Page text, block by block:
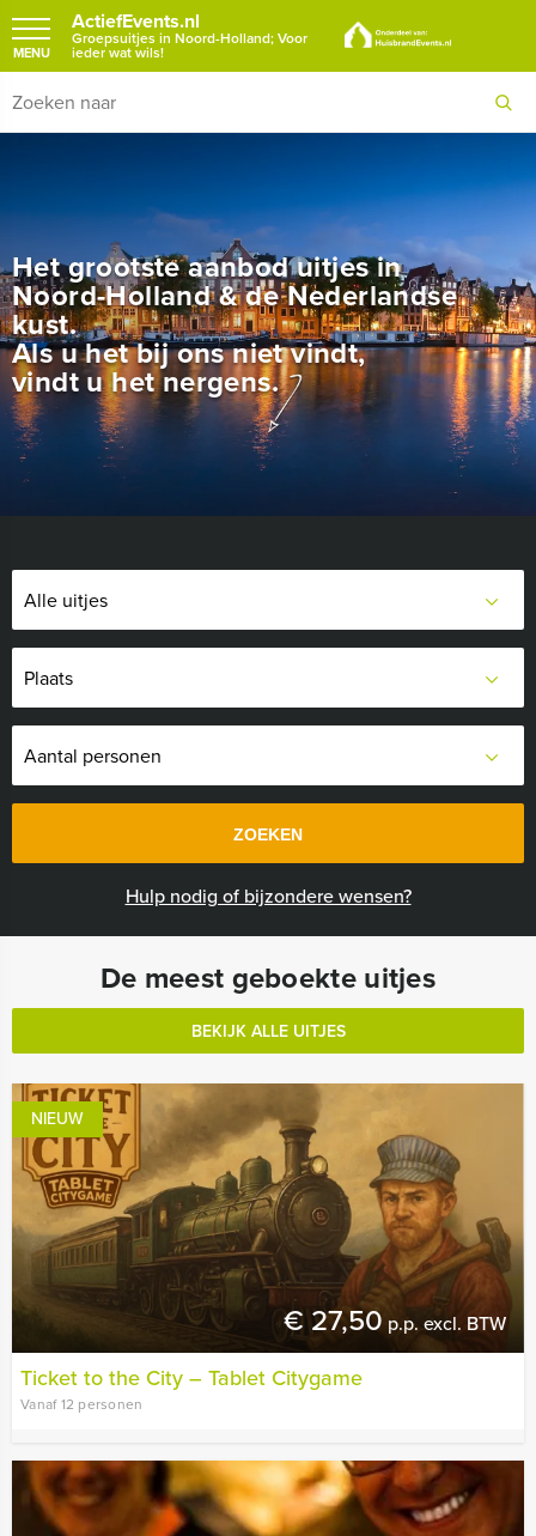
ActiefEvents.nl
Groepsuitjes in Noord-Holland; Voor
ieder wat wils!
MENU
Het grootste aanbod uitjes in
Noord-Holland & de Nederlandse
kust.
Als u het bij ons niet vindt,
vindt u het nergens.
ZOEKEN
Hulp nodig of bijzondere wensen?
De meest geboekte uitjes
BEKIJK ALLE UITJES
NIEUW
€ 27,50 p.p. excl. BTW
Ticket to the City – Tablet Citygame
Vanaf 12 personen